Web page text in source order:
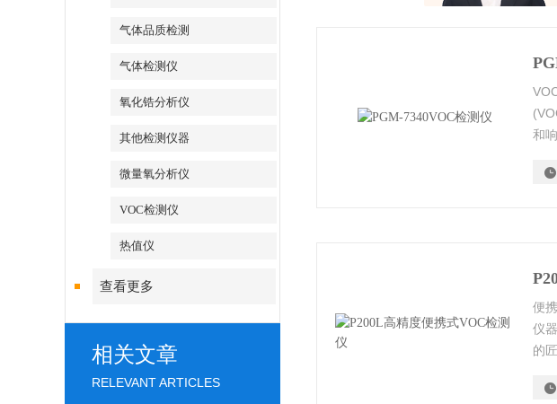
气体品质检测
气体检测仪
氧化锆分析仪
其他检测仪器
微量氧分析仪
VOC检测仪
热值仪
查看更多
相关文章
RELEVANT ARTICLES
和
业
便
仪
的